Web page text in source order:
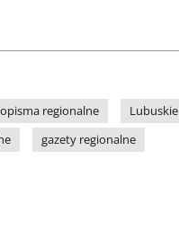
regionalne Lubuskie
gazety regionalne